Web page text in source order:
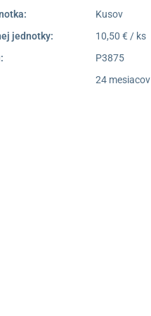
Kusov
jednotky:
10,50 € / ks
P3875
24 mesiacov